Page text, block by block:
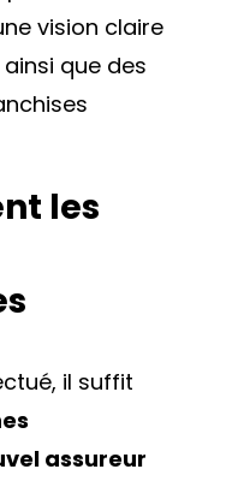
vision claire
ainsi que des
les
il suffit
assureur